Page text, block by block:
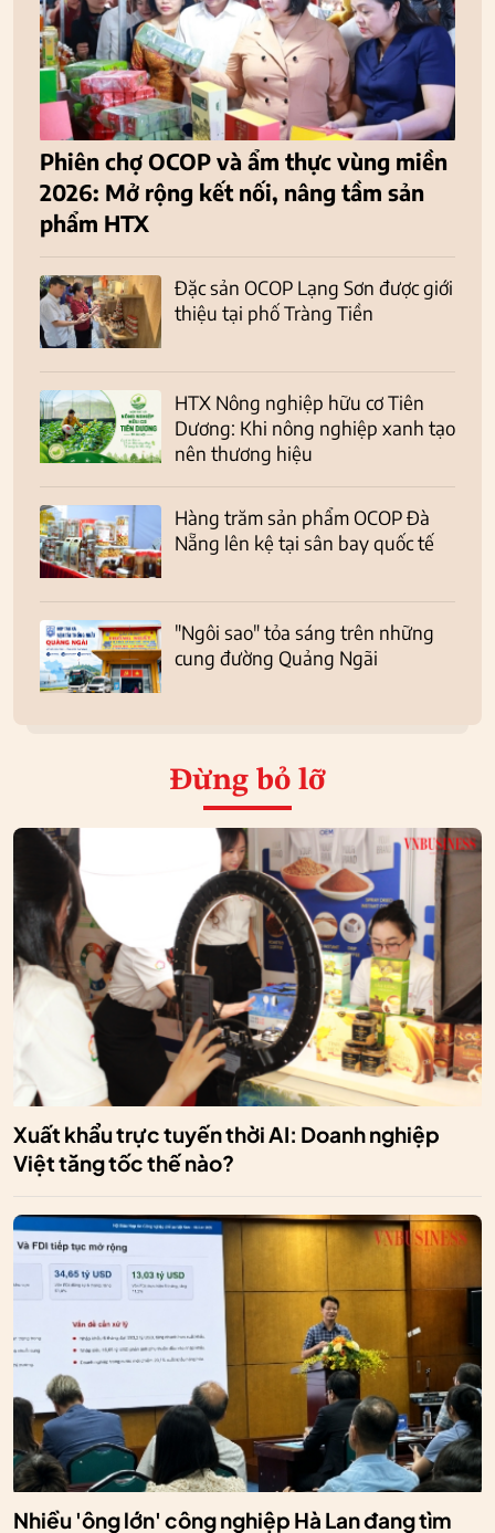
Phiên chợ OCOP và ẩm thực vùng miền
2026: Mở rộng kết nối, nâng tầm sản
phẩm HTX
Đặc sản OCOP Lạng Sơn được giới
thiệu tại phố Tràng Tiền
HTX Nông nghiệp hữu cơ Tiên
Dương: Khi nông nghiệp xanh tạo
nên thương hiệu
Hàng trăm sản phẩm OCOP Đà
Nẵng lên kệ tại sân bay quốc tế
"Ngôi sao" tỏa sáng trên những
cung đường Quảng Ngãi
Đừng bỏ lỡ
Xuất khẩu trực tuyến thời AI: Doanh nghiệp
Việt tăng tốc thế nào?
Nhiều 'ông lớn' công nghiệp Hà Lan đang tìm